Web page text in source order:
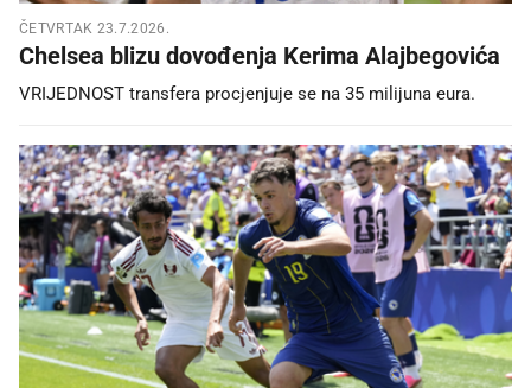
ČETVRTAK 23.7.2026.
Chelsea blizu dovođenja Kerima Alajbegovića
VRIJEDNOST transfera procjenjuje se na 35 milijuna eura.